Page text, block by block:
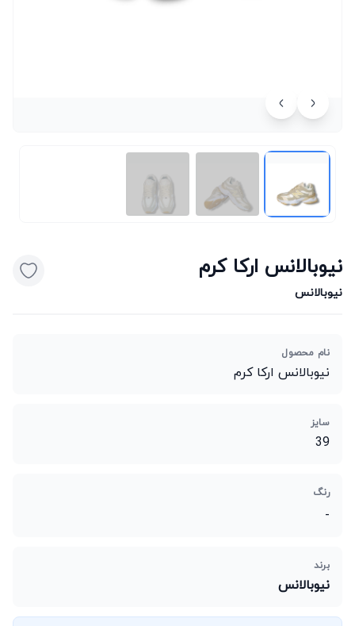
نیوبالانس ارکا کرم
نیوبالانس
نام محصول
نیوبالانس ارکا کرم
سایز
39
رنگ
-
برند
نیوبالانس